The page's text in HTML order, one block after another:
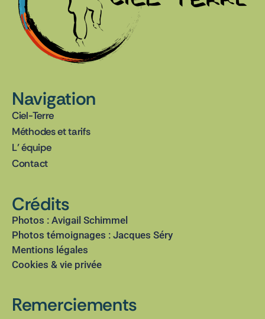
Navigation
Ciel-Terre
Méthodes et tarifs
L’ équipe
Contact
Crédits
Photos : Avigail Schimmel
Photos témoignages : Jacques Séry
Mentions légales
Cookies & vie privée
Remerciements